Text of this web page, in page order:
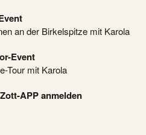
an der Birkelspitze mit Karola
Event
Tour mit Karola
APP anmelden